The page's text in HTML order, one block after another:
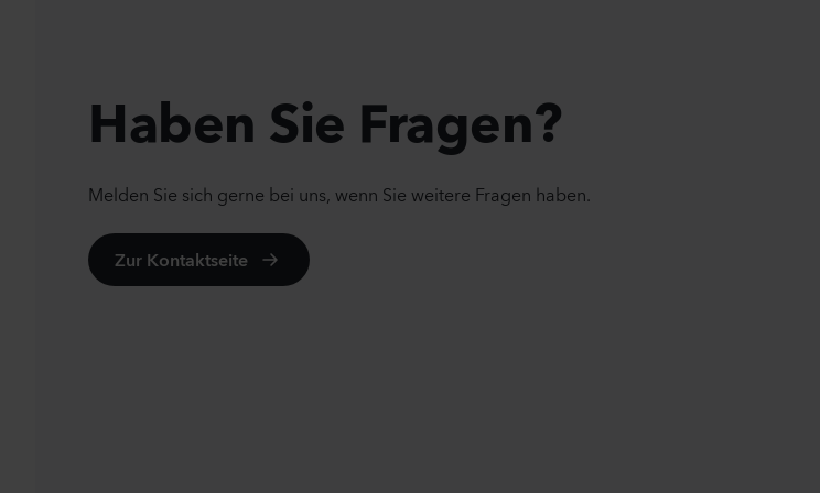
Haben Sie Fragen?
Melden Sie sich gerne bei uns, wenn Sie weitere Fragen haben.
Zur Kontaktseite